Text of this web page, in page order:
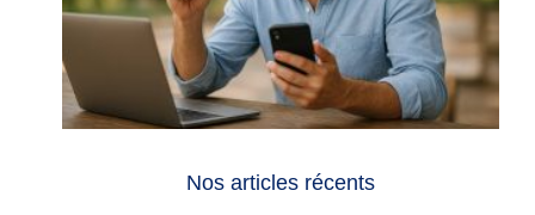
Nos articles récents